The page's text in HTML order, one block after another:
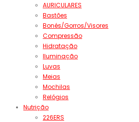
AURICULARES
Bastões
Bonés/Gorros/Visores
Compressão
Hidratação
Iluminação
Luvas
Meias
Mochilas
Relógios
Nutrição
226ERS